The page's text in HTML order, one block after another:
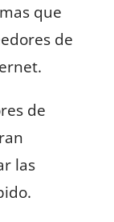
que
de
de
las